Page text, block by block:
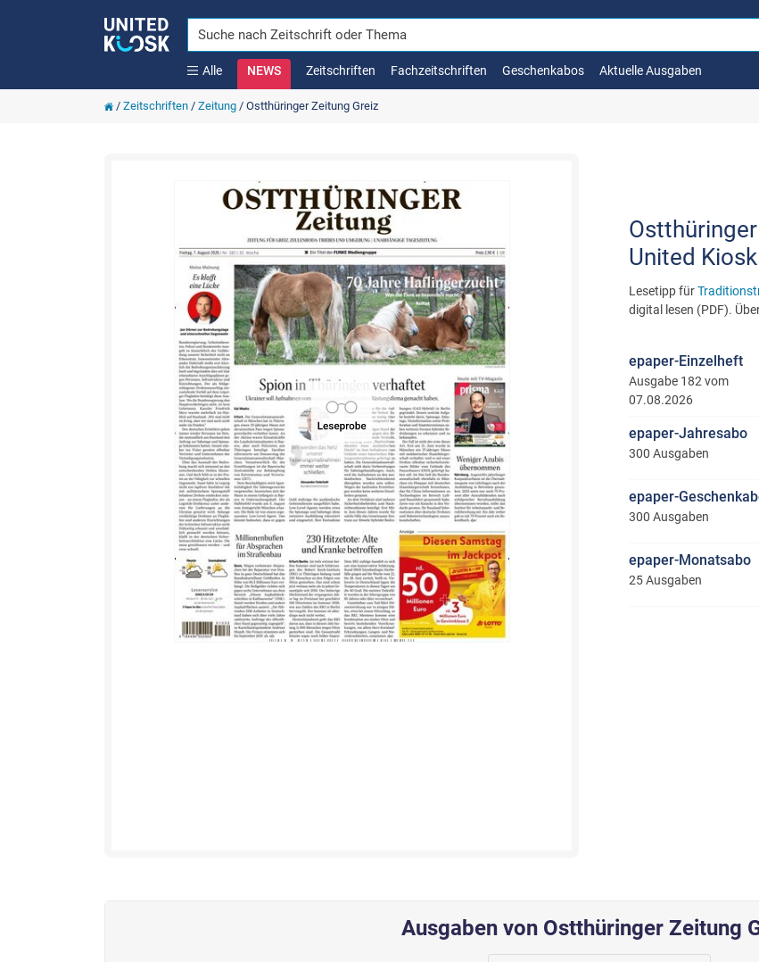
Alle NEWS Zeitschriften Fachzeitschriften Geschenkabos Aktuelle Ausgaben
/ Zeitschriften/ Zeitung/ Ostthüringer Zeitung Greiz
United Kiosk
Lesetipp für
digital lesen (PDF).
epaper-Einzelheft
Ausgabe 182 vom
07.08.2026
epaper-Jahresabo
300 Ausgaben
epaper-
300 Ausgaben
epaper-Monatsabo
25 Ausgaben
Ausgaben von Ostthüringer Zeitung